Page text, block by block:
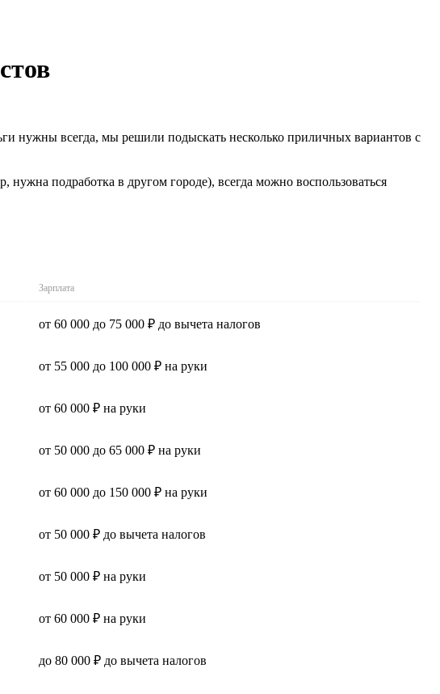
нужны всегда, мы решили подыскать несколько приличных вариантов с
подработка в другом городе), всегда можно воспользоваться
Зарплата
от 60 000 до 75 000 ₽ до вычета налогов
от 55 000 до 100 000 ₽ на руки
от 60 000 ₽ на руки
от 50 000 до 65 000 ₽ на руки
от 60 000 до 150 000 ₽ на руки
от 50 000 ₽ до вычета налогов
от 50 000 ₽ на руки
от 60 000 ₽ на руки
до 80 000 ₽ до вычета налогов